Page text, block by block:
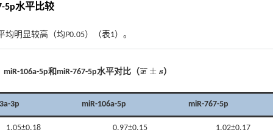
5p水平比较
均明显较高（均P0.05）（表1）。
miR-106a-5p和miR-767-5p水平对比（x
¯¯ ± s
x¯ ±s ）
3p miR-106a-5p miR-767-5p
1.05±0.18 0.97±0.15 1.02±0.17